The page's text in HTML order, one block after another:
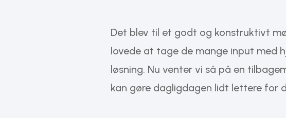
Det blev til et godt og konstruktivt
lovede at tage de mange input med
løsning. Nu venter vi så på en
kan gøre dagligdagen lidt lettere for